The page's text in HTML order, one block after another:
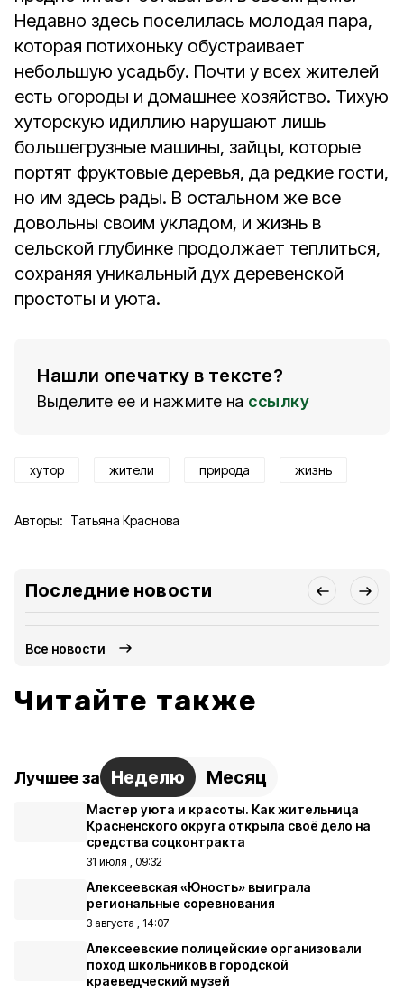
Недавно здесь поселилась молодая пара,
которая потихоньку обустраивает
небольшую усадьбу. Почти у всех жителей
есть огороды и домашнее хозяйство. Тихую
хуторскую идиллию нарушают лишь
большегрузные машины, зайцы, которые
портят фруктовые деревья, да редкие гости,
но им здесь рады. В остальном же все
довольны своим укладом, и жизнь в
сельской глубинке продолжает теплиться,
сохраняя уникальный дух деревенской
простоты и уюта.
Нашли опечатку в тексте?
Выделите ее и нажмите на ссылку
хутор жители природа жизнь
Авторы: Татьяна Краснова
Последние новости
Все новости
Читайте также
Лучшее за Неделю Месяц
Мастер уюта и красоты. Как жительница
Красненского округа открыла своё дело на
средства соцконтракта
31 июля , 09:32
Алексеевская «Юность» выиграла
региональные соревнования
3 августа , 14:07
Алексеевские полицейские организовали
поход школьников в городской
краеведческий музей